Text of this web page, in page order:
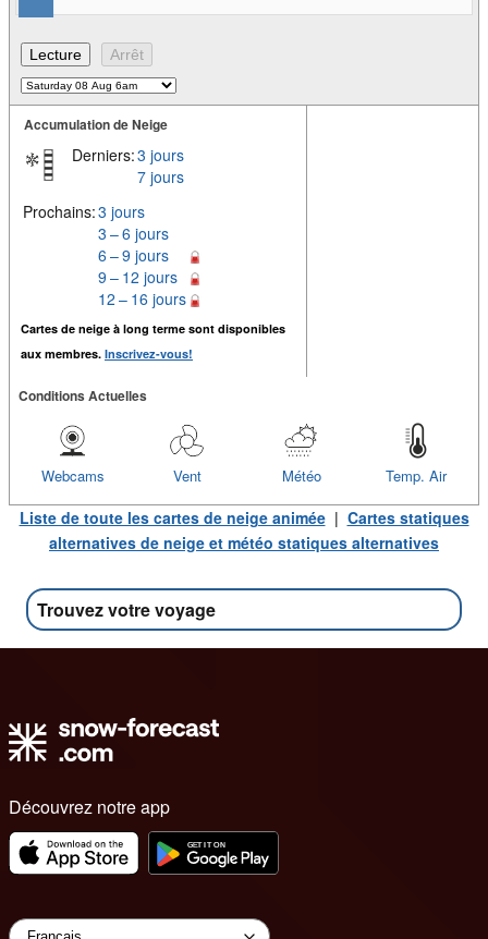
Accumulation de Neige
Derniers:3 jours
7 jours
Prochains:3 jours
3 – 6 jours
6 – 9 jours
9 – 12 jours
12 – 16 jours
Cartes de neige à long terme sont disponibles
aux membres. Inscrivez-vous!
Conditions Actuelles
Temp. Air
Météo
Vent
Webcams
Liste de toute les cartes de neige animée| Cartes statiques
alternatives de neige et météo statiques alternatives
Trouvez votre voyage
Découvrez notre app